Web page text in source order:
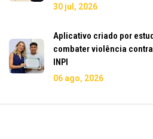
30 jul, 2026
Aplicativo criado por
combater violência
INPI
06 ago, 2026